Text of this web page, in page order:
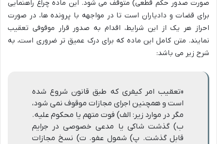
صورت صدور حکم قطعی) متوقف می شود. این ماده چراغ راهنمایی
برای قضات و دادیاران است تا در مواجهه با پرونده ها، در صورت
احراز هر یک از این شرایط، اقدام به صدور قرار موقوفی تعقیب
نمایند. متن کامل این ماده که برای درک عمیق تر ضروری است، به
شرح زیر می باشد:
«تعقیب امر کیفری که طبق قانون شروع شده
است و همچنین اجرای مجازات موقوف نمی شود،
مگر در موارد زیر: الف) فوت متهم یا محکوم علیه.
ب) گذشت شاکی یا مدعی خصوصی در جرایم
قابل گذشت. پ) شمول عفو. ت) نسخ مجازات